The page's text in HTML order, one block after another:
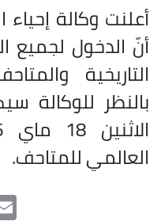
أعلنت وكالة إحياء
أنّ الدخول لجميع
التاريخية
بالنظر للوكالة
العالمي للمتاحف.